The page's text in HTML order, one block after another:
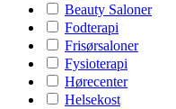
Beauty Saloner
Fodterapi
Frisørsaloner
Fysioterapi
Hørecenter
Helsekost